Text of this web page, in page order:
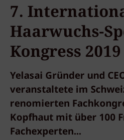
7.
Haarwuchs-
Kongress 2019
Yelasai Gründer und
veranstaltete im
renomierten
Kopfhaut mit über 100
Fachexperten...